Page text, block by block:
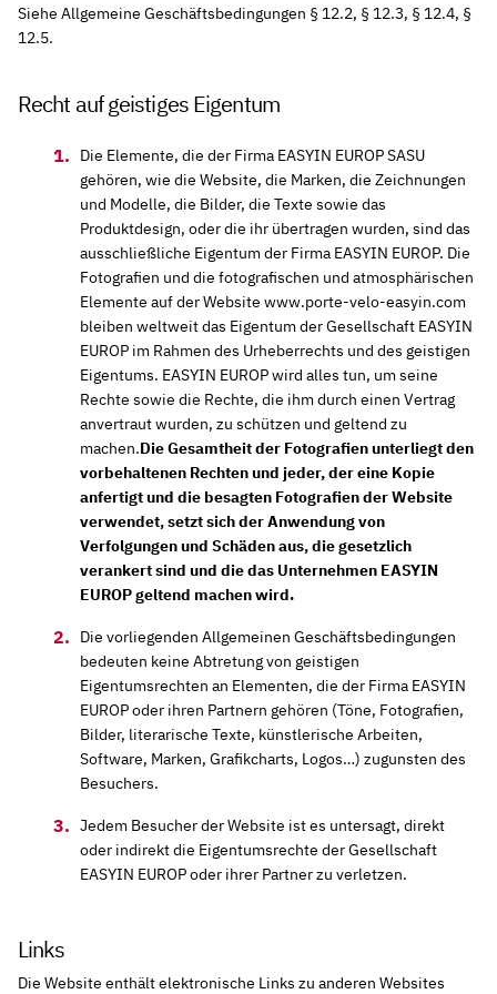
Siehe Allgemeine Geschäftsbedingungen § 12.2, § 12.3, § 12.4, §
12.5.
Recht auf geistiges Eigentum
Die Elemente, die der Firma EASYIN EUROP SASU
gehören, wie die Website, die Marken, die Zeichnungen
und Modelle, die Bilder, die Texte sowie das
Produktdesign, oder die ihr übertragen wurden, sind das
ausschließliche Eigentum der Firma EASYIN EUROP. Die
Fotografien und die fotografischen und atmosphärischen
Elemente auf der Website www.porte-velo-easyin.com
bleiben weltweit das Eigentum der Gesellschaft EASYIN
EUROP im Rahmen des Urheberrechts und des geistigen
Eigentums. EASYIN EUROP wird alles tun, um seine
Rechte sowie die Rechte, die ihm durch einen Vertrag
anvertraut wurden, zu schützen und geltend zu
machen.Die Gesamtheit der Fotografien unterliegt den
vorbehaltenen Rechten und jeder, der eine Kopie
anfertigt und die besagten Fotografien der Website
verwendet, setzt sich der Anwendung von
Verfolgungen und Schäden aus, die gesetzlich
verankert sind und die das Unternehmen EASYIN
EUROP geltend machen wird.
Die vorliegenden Allgemeinen Geschäftsbedingungen
bedeuten keine Abtretung von geistigen
Eigentumsrechten an Elementen, die der Firma EASYIN
EUROP oder ihren Partnern gehören (Töne, Fotografien,
Bilder, literarische Texte, künstlerische Arbeiten,
Software, Marken, Grafikcharts, Logos…) zugunsten des
Besuchers.
Jedem Besucher der Website ist es untersagt, direkt
oder indirekt die Eigentumsrechte der Gesellschaft
EASYIN EUROP oder ihrer Partner zu verletzen.
Links
Die Website enthält elektronische Links zu anderen Websites